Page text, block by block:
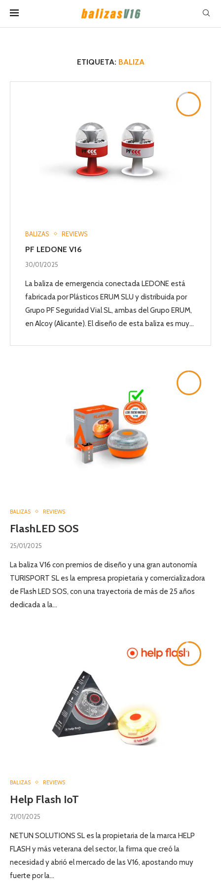
ETIQUETA: BALIZA
BALIZAS REVIEWS
PF LEDONE V16
30/01/2025
La baliza de emergencia conectada LEDONE está
fabricada por Plásticos ERUM SLU y distribuida por
Grupo PF Seguridad Vial SL, ambas del Grupo ERUM,
en Alcoy (Alicante). El diseño de esta baliza es muy…
BALIZAS REVIEWS
FlashLED SOS
25/01/2025
La baliza V16 con premios de diseño y una gran autonomía
TURISPORT SL es la empresa propietaria y comercializadora
de Flash LED SOS, con una trayectoria de más de 25 años
dedicada a la…
9.5
BALIZAS REVIEWS
Help Flash IoT
21/01/2025
NETUN SOLUTIONS SL es la propietaria de la marca HELP
FLASH y más veterana del sector, la firma que creó la
necesidad y abrió el mercado de las V16, apostando muy
fuerte por la…